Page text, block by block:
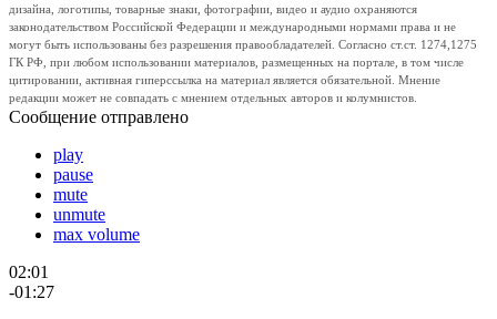
дизайна, логотипы, товарные знаки, фотографии, видео и аудио охраняются
законодательством Российской Федерации и международными нормами права и не
могут быть использованы без разрешения правообладателей. Согласно ст.ст. 1274,1275
ГК РФ, при любом использовании материалов, размещенных на портале, в том числе
цитировании, активная гиперссылка на материал является обязательной. Мнение
редакции может не совпадать с мнением отдельных авторов и колумнистов.
Сообщение отправлено
play
pause
mute
unmute
max volume
02:01
-01:27